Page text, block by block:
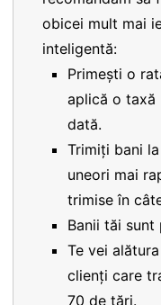
obicei mult mai
inteligentă:
Primești o
aplică o taxă
dată.
Trimiți bani
uneori mai
trimise în
Banii tăi
Te vei
clienți care
70 de țări.